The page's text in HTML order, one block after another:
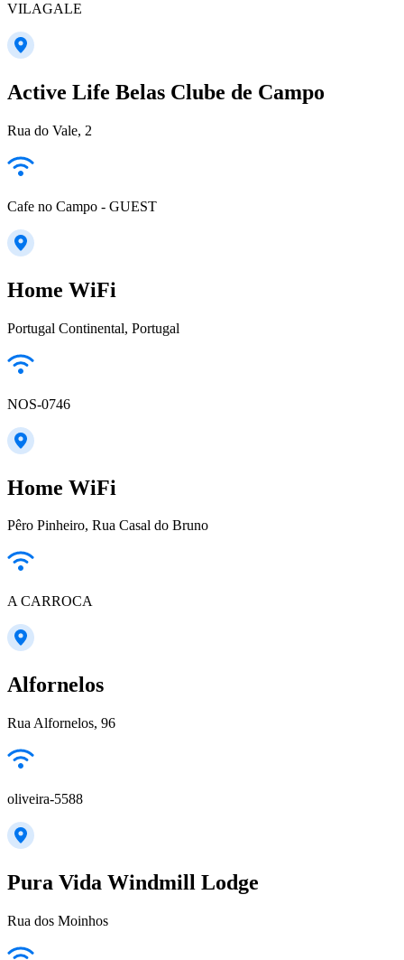
VILAGALE
Active Life Belas Clube de Campo
Rua do Vale, 2
Cafe no Campo - GUEST
Home WiFi
Portugal Continental, Portugal
NOS-0746
Home WiFi
Pêro Pinheiro, Rua Casal do Bruno
A CARROCA
Alfornelos
Rua Alfornelos, 96
oliveira-5588
Pura Vida Windmill Lodge
Rua dos Moinhos